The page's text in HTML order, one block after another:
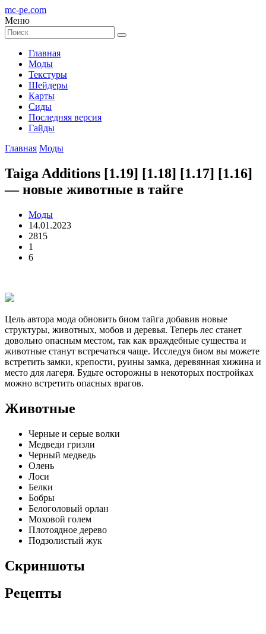
mc-pe.com
Меню
Главная
Моды
Текстуры
Шейдеры
Карты
Сиды
Последняя версия
Гайды
Главная Моды
Taiga Additions [1.19] [1.18] [1.17] [1.16]
— новые животные в тайге
Моды
14.01.2023
2815
1
6
Цель автора мода обновить биом тайга добавив новые
структуры, животных, мобов и деревья. Теперь лес станет
довольно опасным местом, так как враждебные существа и
животные станут встречаться чаще. Исследуя биом вы можете
встретить замки, крепости, руины замка, деревянная хижина и
место для лагеря. Будьте осторожны в некоторых постройках
можно встретить опасных врагов.
Животные
Черные и серые волки
Медведи гризли
Черный медведь
Олень
Лоси
Белки
Бобры
Белоголовый орлан
Моховой голем
Плотоядное дерево
Подзолистый жук
Скриншоты
Рецепты